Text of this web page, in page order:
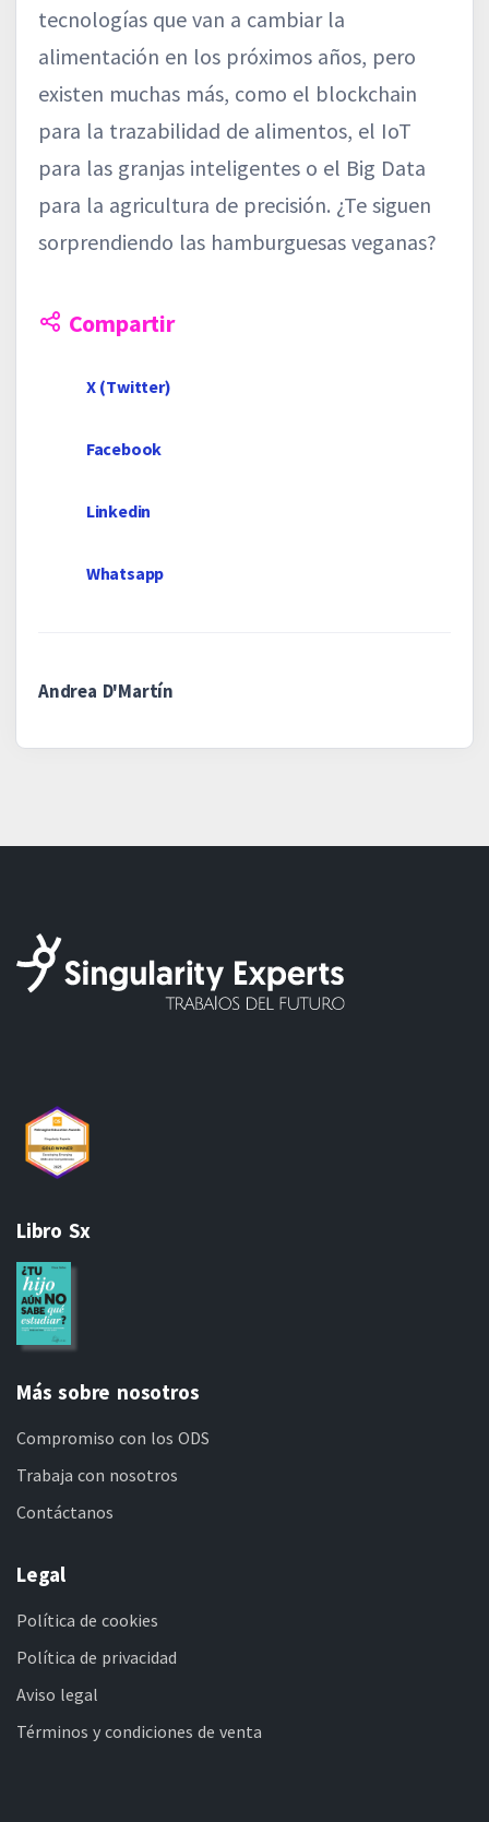
tecnologías que van a cambiar la
alimentación en los próximos años, pero
existen muchas más, como el blockchain
para la trazabilidad de alimentos, el IoT
para las granjas inteligentes o el Big Data
para la agricultura de precisión. ¿Te siguen
sorprendiendo las hamburguesas veganas?
Compartir
X (Twitter)
Facebook
Linkedin
Whatsapp
Andrea D'Martín
Libro Sx
Más sobre nosotros
Compromiso con los ODS
Trabaja con nosotros
Contáctanos
Legal
Política de cookies
Política de privacidad
Aviso legal
Términos y condiciones de venta